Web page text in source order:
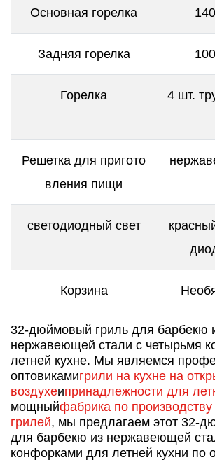
Основная горелка
Задняя горелка
Горелка
4 шт.
Решетка для пригото
вления пищи
светодиодный свет
Корзина
32-дюймовый гриль для барбекю
нержавеющей стали с четырьмя
летней кухне. Мы являемся
оптовикамигрили на кухне на
воздухеипринадлежности для
мощныйфабрика по
грилей, мы предлагаем этот 32-
для барбекю из нержавеющей
конфорками для летней кухни по